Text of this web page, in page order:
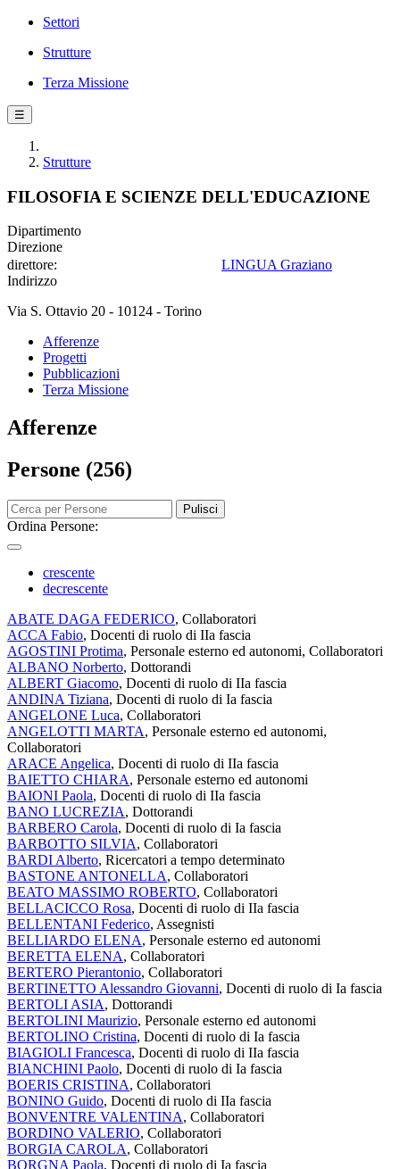
Settori
Strutture
Terza Missione
☰
Strutture
FILOSOFIA E SCIENZE DELL'EDUCAZIONE
Dipartimento
Direzione
direttore:
LINGUA Graziano
Indirizzo
Via S. Ottavio 20 - 10124 - Torino
Afferenze
Progetti
Pubblicazioni
Terza Missione
Afferenze
Persone (256)
Pulisci
Ordina Persone:
crescente
decrescente
ABATE DAGA FEDERICO, Collaboratori
ACCA Fabio, Docenti di ruolo di IIa fascia
AGOSTINI Protima, Personale esterno ed autonomi, Collaboratori
ALBANO Norberto, Dottorandi
ALBERT Giacomo, Docenti di ruolo di IIa fascia
ANDINA Tiziana, Docenti di ruolo di Ia fascia
ANGELONE Luca, Collaboratori
ANGELOTTI MARTA, Personale esterno ed autonomi,
Collaboratori
ARACE Angelica, Docenti di ruolo di IIa fascia
BAIETTO CHIARA, Personale esterno ed autonomi
BAIONI Paola, Docenti di ruolo di IIa fascia
BANO LUCREZIA, Dottorandi
BARBERO Carola, Docenti di ruolo di Ia fascia
BARBOTTO SILVIA, Collaboratori
BARDI Alberto, Ricercatori a tempo determinato
BASTONE ANTONELLA, Collaboratori
BEATO MASSIMO ROBERTO, Collaboratori
BELLACICCO Rosa, Docenti di ruolo di IIa fascia
BELLENTANI Federico, Assegnisti
BELLIARDO ELENA, Personale esterno ed autonomi
BERETTA ELENA, Collaboratori
BERTERO Pierantonio, Collaboratori
BERTINETTO Alessandro Giovanni, Docenti di ruolo di Ia fascia
BERTOLI ASIA, Dottorandi
BERTOLINI Maurizio, Personale esterno ed autonomi
BERTOLINO Cristina, Docenti di ruolo di Ia fascia
BIAGIOLI Francesca, Docenti di ruolo di IIa fascia
BIANCHINI Paolo, Docenti di ruolo di Ia fascia
BOERIS CRISTINA, Collaboratori
BONINO Guido, Docenti di ruolo di IIa fascia
BONVENTRE VALENTINA, Collaboratori
BORDINO VALERIO, Collaboratori
BORGIA CAROLA, Collaboratori
BORGNA Paola, Docenti di ruolo di Ia fascia